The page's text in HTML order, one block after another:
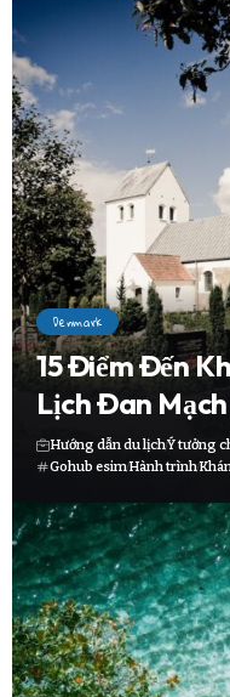
Denmark
15 Điểm Đến
Lịch Đan Mạch
Hướng dẫn du lịchÝ tưởng
Gohub esimHành trình